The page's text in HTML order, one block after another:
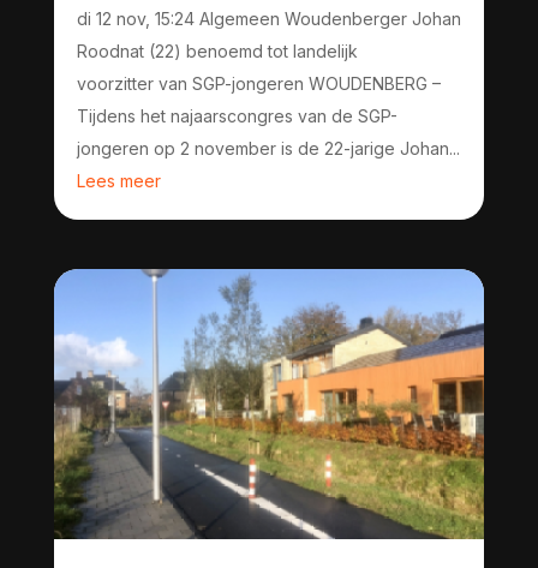
di 12 nov, 15:24 Algemeen Woudenberger Johan
Roodnat (22) benoemd tot landelijk
voorzitter van SGP-jongeren WOUDENBERG –
Tijdens het najaarscongres van de SGP-
jongeren op 2 november is de 22-jarige Johan...
Lees meer